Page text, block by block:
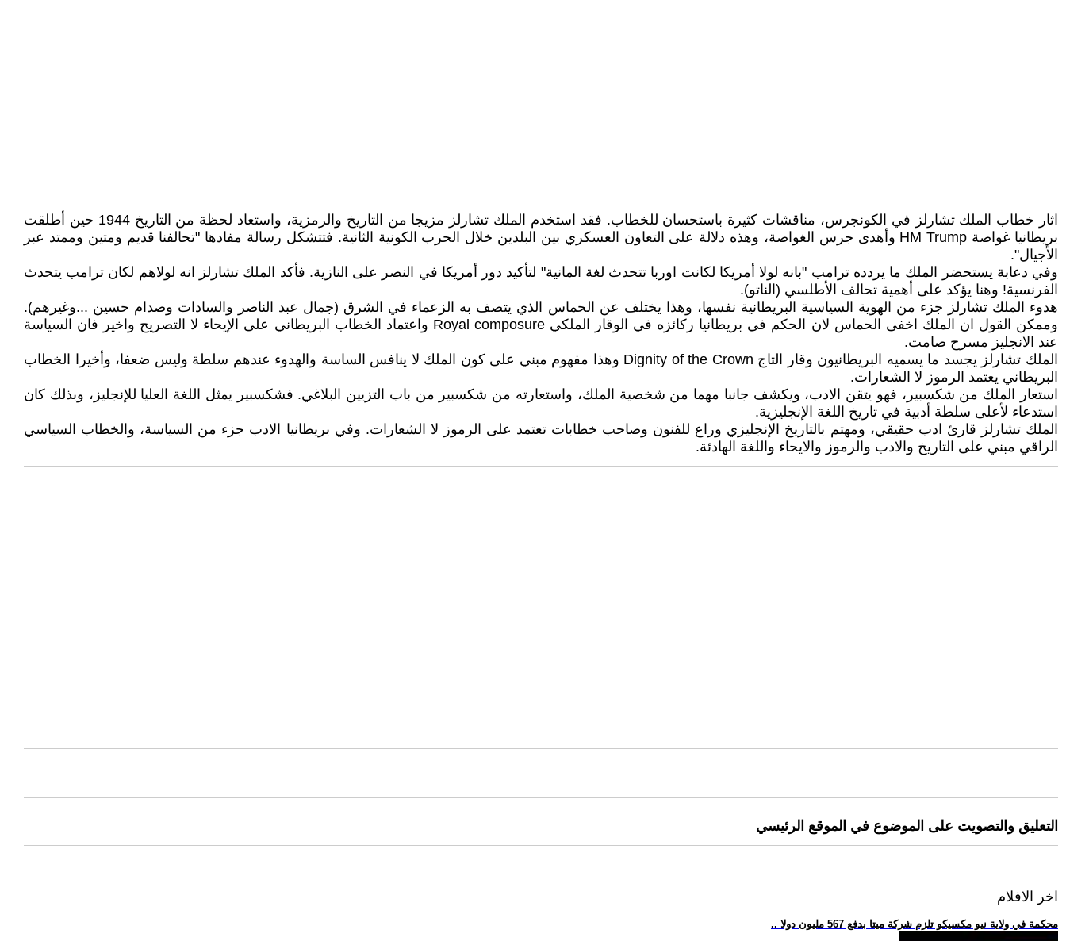
اثار خطاب الملك تشارلز في الكونجرس، مناقشات كثيرة باستحسان للخطاب. فقد استخدم الملك تشارلز مزيجا من التاريخ والرمزية، واستعاد لحظة من التاريخ 1944 حين أطلقت
بريطانيا غواصة HM Trump وأهدى جرس الغواصة، وهذه دلالة على التعاون العسكري بين البلدين خلال الحرب الكونية الثانية. فتتشكل رسالة مفادها "تحالفنا قديم ومتين وممتد عبر
الأجيال".
وفي دعابة يستحضر الملك ما يردده ترامب "بانه لولا أمريكا لكانت اوربا تتحدث لغة المانية" لتأكيد دور أمريكا في النصر على النازية. فأكد الملك تشارلز انه لولاهم لكان ترامب يتحدث
الفرنسية! وهنا يؤكد على أهمية تحالف الأطلسي (الناتو).
هدوء الملك تشارلز جزء من الهوية السياسية البريطانية نفسها، وهذا يختلف عن الحماس الذي يتصف به الزعماء في الشرق (جمال عبد الناصر والسادات وصدام حسين ...وغيرهم).
وممكن القول ان الملك اخفى الحماس لان الحكم في بريطانيا ركائزه في الوقار الملكي Royal composure واعتماد الخطاب البريطاني على الإيحاء لا التصريح واخير فان السياسة
عند الانجليز مسرح صامت.
الملك تشارلز يجسد ما يسميه البريطانيون وقار التاج Dignity of the Crown وهذا مفهوم مبني على كون الملك لا ينافس الساسة والهدوء عندهم سلطة وليس ضعفا، وأخيرا الخطاب
البريطاني يعتمد الرموز لا الشعارات.
استعار الملك من شكسبير، فهو يتقن الادب، ويكشف جانبا مهما من شخصية الملك، واستعارته من شكسبير من باب التزيين البلاغي. فشكسبير يمثل اللغة العليا للإنجليز، وبذلك كان
استدعاء لأعلى سلطة أدبية في تاريخ اللغة الإنجليزية.
الملك تشارلز قارئ ادب حقيقي، ومهتم بالتاريخ الإنجليزي وراع للفنون وصاحب خطابات تعتمد على الرموز لا الشعارات. وفي بريطانيا الادب جزء من السياسة، والخطاب السياسي
الراقي مبني على التاريخ والادب والرموز والايحاء واللغة الهادئة.
التعليق والتصويت على الموضوع في الموقع الرئيسي
اخر الافلام
.. محكمة في ولاية نيو مكسيكو تلزم شركة ميتا بدفع 567 مليون دولا